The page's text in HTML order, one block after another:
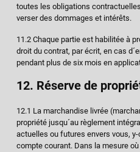
toutes les obligations
verser des dommages et intérêts.
11.2 Chaque partie est habilitée à
droit du contrat, par écrit, en cas
pendant plus de six mois en
12. Réserve de
12.1 La marchandise livrée
propriété jusqu´au règlement
actuelles ou futures envers vous,
compte courant. Dans la mesure